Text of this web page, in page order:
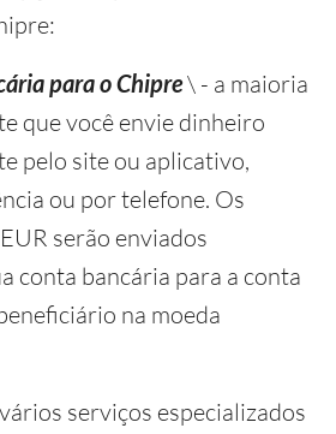
para o Chipre\ - a maioria
que você envie dinheiro
pelo site ou aplicativo,
ou por telefone. Os
serão enviados
conta bancária para a conta
na moeda
serviços especializados